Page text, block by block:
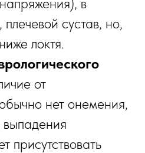
сустав, но,
локтя.
от
нет онемения,
выпадения
присутствовать